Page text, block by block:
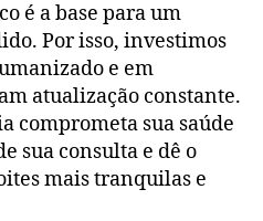
é a base para um
Por isso, investimos
e em
atualização constante.
comprometa sua saúde
sua consulta e dê o
mais tranquilas e